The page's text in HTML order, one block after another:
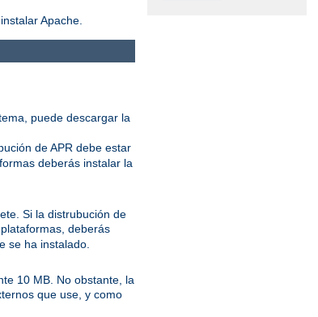
Apache.
puede descargar la
de APR debe estar
deberás instalar la
Si la distrubución de
plataformas, deberás
se ha instalado.
10 MB. No obstante, la
que use, y como